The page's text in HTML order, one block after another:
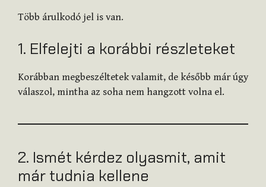
Több árulkodó jel is van.
1. Elfelejti a korábbi részleteket
Korábban megbeszéltetek valamit, de később már úgy
válaszol, mintha az soha nem hangzott volna el.
2. Ismét kérdez olyasmit, amit
már tudnia kellene